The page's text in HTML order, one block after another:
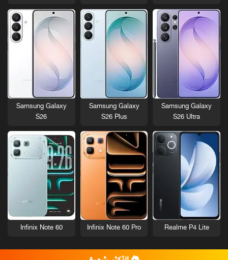
Samsung Galaxy
S26 Ultra
Samsung Galaxy
S26 Plus
Samsung Galaxy
S26
Realme P4 Lite
Infinix Note 60 Pro
Infinix Note 60